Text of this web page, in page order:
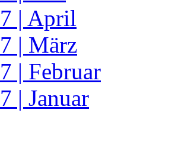
| April
| März
| Februar
| Januar